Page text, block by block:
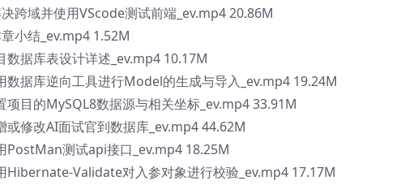
跨域并使用VScode测试前端_ev.mp4 20.86M
小结_ev.mp4 1.52M
据库表设计详述_ev.mp4 10.17M
据库逆向工具进行Model的生成与导入_ev.mp4 19.24M
目的MySQL8数据源与相关坐标_ev.mp4 33.91M
修改AI面试官到数据库_ev.mp4 44.62M
测试api接口_ev.mp4 18.25M
Validate对入参对象进行校验_ev.mp4 17.17M